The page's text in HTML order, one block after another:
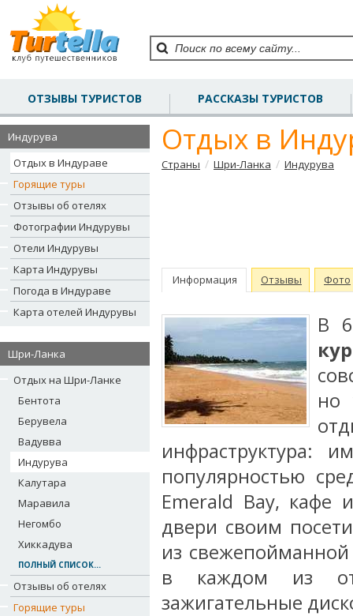
ОТЗЫВЫ ТУРИСТОВ РАССКАЗЫ ТУРИСТОВ
Индурува
Отдых в Индураве
Горящие туры
Отзывы об отелях
Фотографии Индурувы
Отели Индурувы
Карта Индурувы
Погода в Индураве
Карта отелей Индурувы
Шри-Ланка
Отдых на Шри-Ланке
Бентота
Берувела
Вадувва
Индурува
Калутара
Маравила
Негомбо
Хиккадува
ПОЛНЫЙ СПИСОК...
Отзывы об отелях
Горящие туры
Отдых в
Страны / Шри-Ланка / Индурува
Информация Отзывы Фото
В
но
инфраструктура:
популярностью
Emerald Bay, кафе
двери своим
из
в каждом из
зажигательные